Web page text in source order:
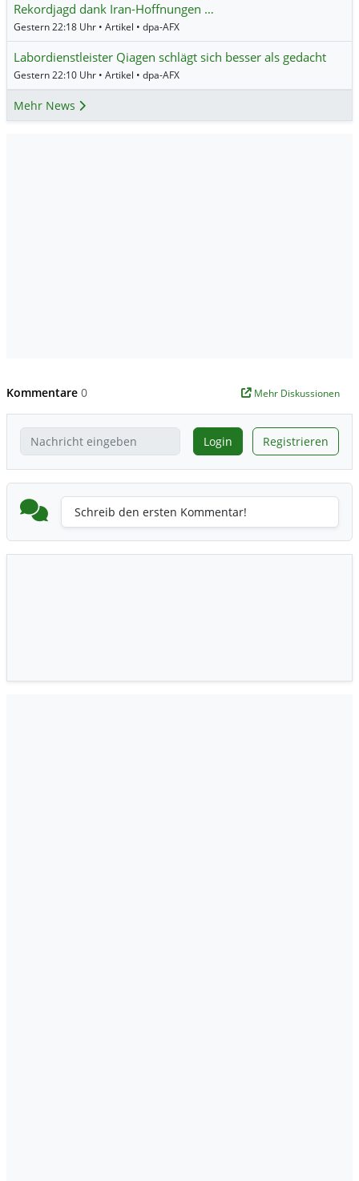
Rekordjagd dank Iran-Hoffnungen …
Gestern 22:18 Uhr • Artikel • dpa-AFX
Labordienstleister Qiagen schlägt sich besser als gedacht
Gestern 22:10 Uhr • Artikel • dpa-AFX
Mehr News
Kommentare 0 Mehr Diskussionen
Login Registrieren
Schreib den ersten Kommentar!